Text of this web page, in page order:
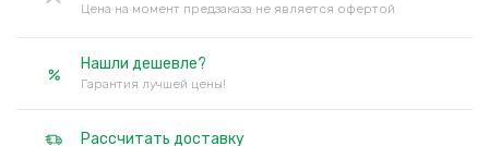
Цена на момент предзаказа не является офертой
Нашли дешевле?
Гарантия лучшей цены!
Рассчитать доставку